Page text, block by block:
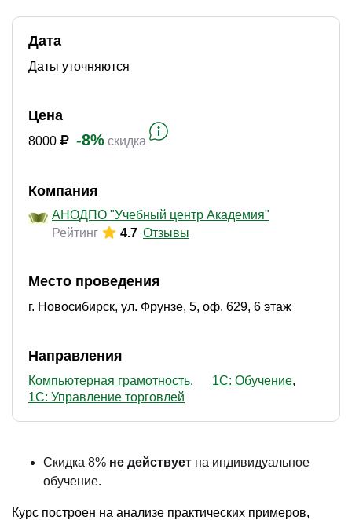
Дата
Даты уточняются
Цена
8000 -8% скидка
Компания
АНОДПО "Учебный центр Академия"
Рейтинг
4.7 Отзывы
Место проведения
г. Новосибирск, ул. Фрунзе, 5, оф. 629, 6 этаж
Направления
Компьютерная грамотность
1С: Обучение
1С: Управление торговлей
Скидка 8% не действует на индивидуальное
обучение.
Курс построен на анализе практических примеров,